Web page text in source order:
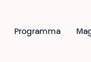
Programma